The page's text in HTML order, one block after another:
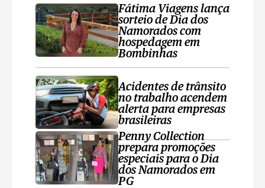
Fátima Viagens lança
sorteio de Dia dos
Namorados com
hospedagem em
Bombinhas
Acidentes de trânsito
no trabalho acendem
alerta para empresas
brasileiras
Penny Collection
prepara promoções
especiais para o Dia
dos Namorados em
PG